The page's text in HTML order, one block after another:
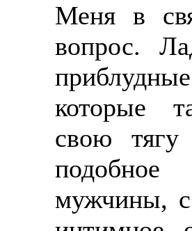
Меня в
вопрос.
которые
свою тягу
мужчины, с